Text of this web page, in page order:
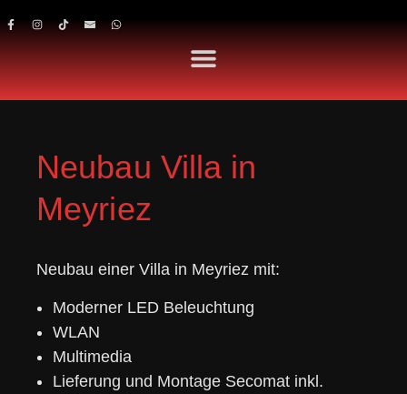
Neubau Villa in
Meyriez
Neubau einer Villa in Meyriez mit:
Moderner LED Beleuchtung
WLAN
Multimedia
Lieferung und Montage Secomat inkl.